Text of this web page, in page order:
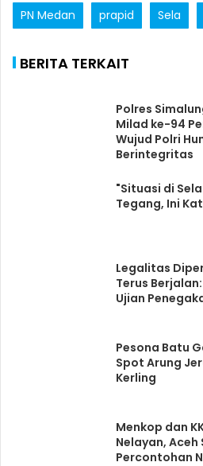
PN Medan prapid Sela
BERITA TERKAIT
Polres
Milad ke-94
Wujud Polri
Berintegritas
"Situasi di
Tegang, Ini
Legalitas
Terus
Ujian
Pesona Batu
Spot Arung
Kerling
Menkop dan
Nelayan,
Percontohan